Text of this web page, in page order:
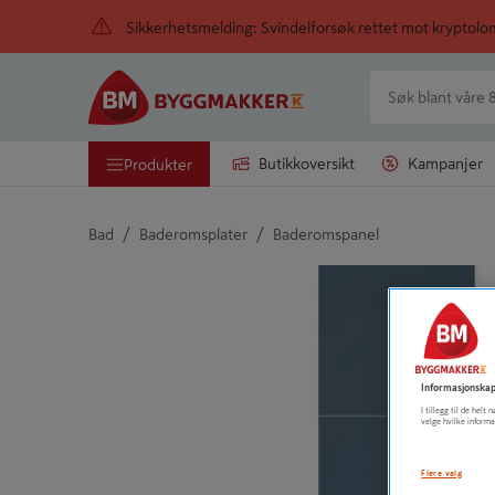
Sikkerhetsmelding: Svindelforsøk rettet mot
Produkter Butikkoversikt Kampanjer
Bad / Baderomsplater / Baderomspanel
I tillegg til de helt
velge hvilke
Flere valg